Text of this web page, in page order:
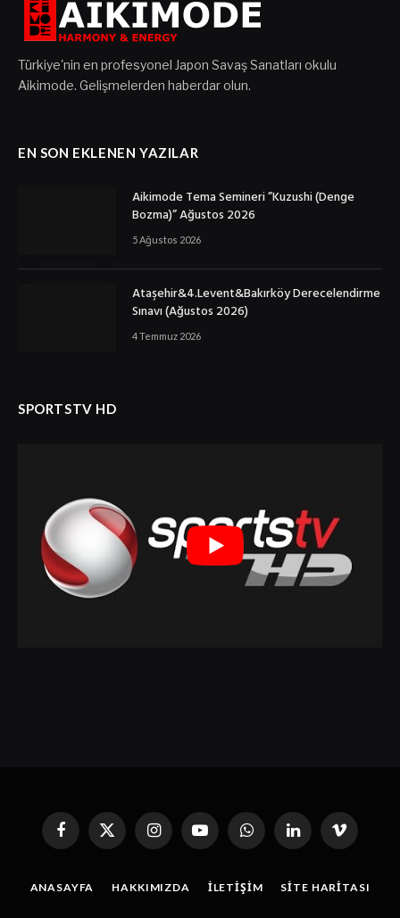
Türkiye'nin en profesyonel Japon Savaş Sanatları okulu
Aikimode. Gelişmelerden haberdar olun.
EN SON EKLENEN YAZILAR
Aikimode Tema Semineri ”Kuzushi (Denge
Bozma)” Ağustos 2026
5 Ağustos 2026
Ataşehir&4.Levent&Bakırköy Derecelendirme
Sınavı (Ağustos 2026)
4 Temmuz 2026
SPORTSTV HD
Facebook
X
(Twitter)
InstagramYouTubeWhatsAppLinkedin'de
Paylaş
Vimeo
ANASAYFA HAKKIMIZDA İLETIŞIM SITE HARITASI